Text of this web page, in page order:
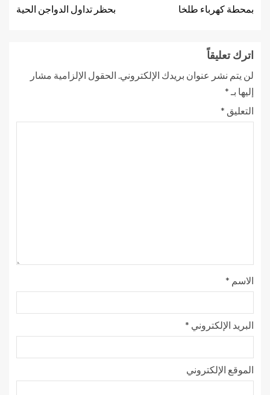
بمحطة كهرباء طلخا بحظر تداول الدواجن الحية
اترك تعليقاً
لن يتم نشر عنوان بريدك الإلكتروني. الحقول الإلزامية مشار
إليها بـ *
التعليق *
الاسم *
البريد الإلكتروني *
الموقع الإلكتروني